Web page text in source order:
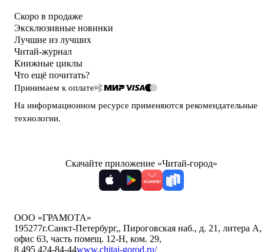
Скоро в продаже
Эксклюзивные новинки
Лучшие из лучших
Читай-журнал
Книжные циклы
Что ещё почитать?
Принимаем к оплате
На информационном ресурсе применяются рекомендательные
технологии.
Скачайте приложение «Читай-город»
ООО «ГРАМОТА»
195277г.Санкт-Петербург,, Пироговская наб., д. 21, литера А,
офис 63, часть помещ. 12-Н, ком. 29,
8 495 424-84-44www.chitai-gorod.ru/